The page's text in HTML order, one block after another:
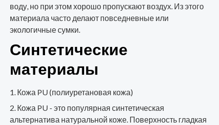
воду, но при этом хорошо пропускают воздух. Из этого
материала часто делают повседневные или
экологичные сумки.
Синтетические
материалы
Кожа PU (полиуретановая кожа)
Кожа PU - это популярная синтетическая
альтернатива натуральной коже. Поверхность гладкая